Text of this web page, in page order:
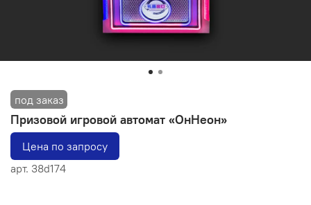
арт. 38d174
Призовой игровой автомат «ОнНеон»
Цена по запросу